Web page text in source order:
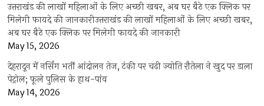
उत्तराखंड की लाखों महिलाओं के लिए अच्छी खबर, अब घर बैठे एक क्लिक पर
मिलेगी फायदे की जानकारीउत्तराखंड की लाखों महिलाओं के लिए अच्छी खबर,
अब घर बैठे एक क्लिक पर मिलेगी फायदे की जानकारी
May 15, 2026
देहरादून में नर्सिंग भर्ती आंदोलन तेज, टंकी पर चढ़ी ज्योति रौतेला ने खुद पर डाला
पेट्रोल; फूले पुलिस के हाथ-पांव
May 14, 2026